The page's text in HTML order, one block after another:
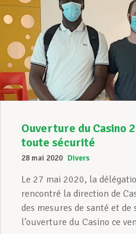
Ouverture du Casino
toute sécurité
28 mai 2020 Divers
Le 27 mai 2020, la
rencontré la direction de
des mesures de santé et de
l’ouverture du Casino ce